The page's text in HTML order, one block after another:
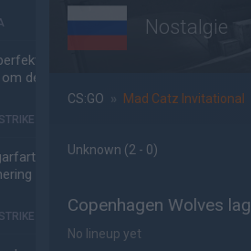
det
–
Nostalgie
CS:GO » Mad Catz Invitational
Unknown (2 - 0)
Copenhagen Wolves
No lineup yet